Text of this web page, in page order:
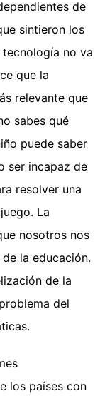
de
sintieron los
no va
que la
relevante que
sabes qué
puede saber
ser incapaz de
resolver una
La
nosotros nos
la educación.
de la
del
los países con